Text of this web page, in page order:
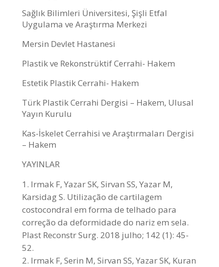
Sağlık Bilimleri Üniversitesi, Şişli Etfal
Uygulama ve Araştırma Merkezi
Mersin Devlet Hastanesi
Plastik ve Rekonstrüktif Cerrahi- Hakem
Estetik Plastik Cerrahi- Hakem
Türk Plastik Cerrahi Dergisi – Hakem, Ulusal
Yayın Kurulu
Kas-İskelet Cerrahisi ve Araştırmaları Dergisi
– Hakem
YAYINLAR
Irmak F, Yazar SK, Sirvan SS, Yazar M,
Karsidag S. Utilização de cartilagem
costocondral em forma de telhado para
correção da deformidade do nariz em sela.
Plast Reconstr Surg. 2018 julho; 142 (1): 45-
52.
Irmak F, Serin M, Sirvan SS, Yazar SK, Kuran